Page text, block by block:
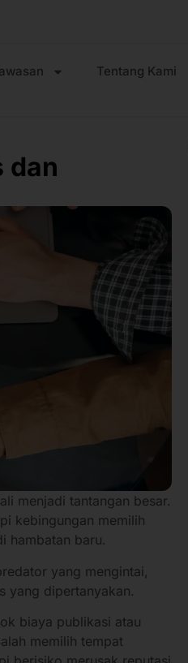
Tentang Kami
dan
menjadi tantangan besar.
kebingungan memilih
hambatan baru.
yang mengintai,
yang dipertanyakan.
biaya publikasi atau
memilih tempat